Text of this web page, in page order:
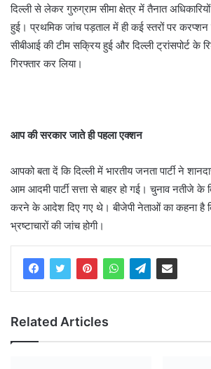
दिल्ली से लेकर गुरुग्राम सीमा क्षेत्र में तैनात
हुई। प्रथमिक जांच पड़ताल में ही कई स्तरों पर
सीबीआई की टीम सक्रिय हुई और दिल्ली ट्रांसपोर्ट के
गिरफ्तार कर लिया।
आप की सरकार जाते ही पहला एक्शन
आपको बता दें कि दिल्ली में भारतीय जनता पार्टी ने
आम आदमी पार्टी सत्ता से बाहर हो गई। चुनाव नतीजे के
करने के आदेश दिए गए थे। बीजेपी नेताओं का कहना है
भ्रष्टाचारों की जांच होगी।
Related Articles